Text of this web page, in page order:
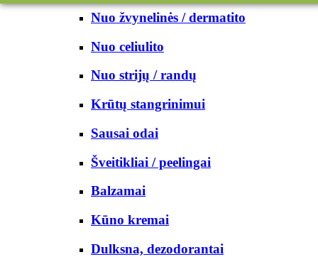
Nuo žvynelinės / dermatito
Nuo celiulito
Nuo strijų / randų
Krūtų stangrinimui
Sausai odai
Šveitikliai / peelingai
Balzamai
Kūno kremai
Dulksna, dezodorantai